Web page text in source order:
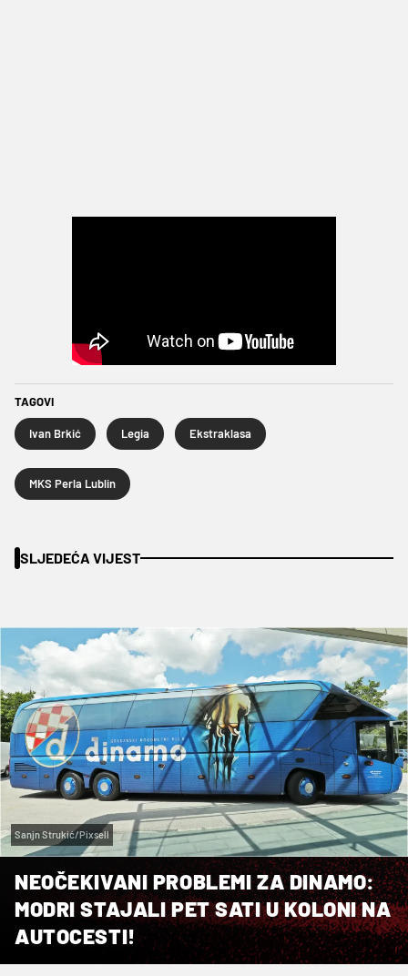
TAGOVI
Ivan Brkić Legia Ekstraklasa
MKS Perla Lublin
SLJEDEĆA VIJEST
Sanjn Strukić/Pixsell
NEOČEKIVANI PROBLEMI ZA DINAMO:
MODRI STAJALI PET SATI U KOLONI NA
AUTOCESTI!